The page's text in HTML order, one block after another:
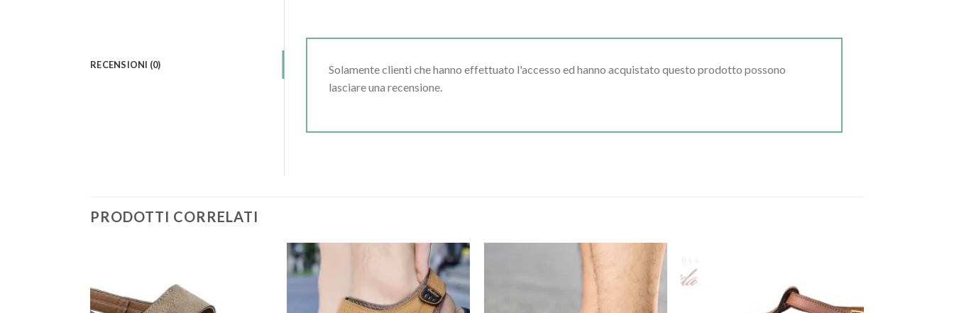
RECENSIONI (0)
Solamente clienti che hanno effettuato l'accesso ed hanno acquistato questo prodotto possono
lasciare una recensione.
PRODOTTI CORRELATI